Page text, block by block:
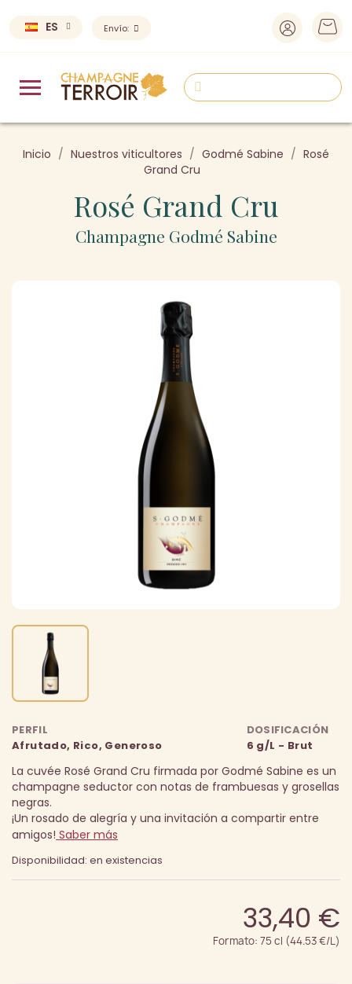
ES Envío:
Inicio Nuestros viticultores Godmé Sabine
Rosé
Grand Cru
Rosé Grand Cru
Champagne Godmé Sabine
PERFIL
Afrutado, Rico, Generoso
DOSIFICACIÓN
6 g/L - Brut
La cuvée Rosé Grand Cru firmada por Godmé Sabine es un
champagne seductor con notas de frambuesas y grosellas
negras.
¡Un rosado de alegría y una invitación a compartir entre
amigos! Saber más
Disponibilidad: en existencias
33,40 €
Formato: 75 cl (44.53 €/L)